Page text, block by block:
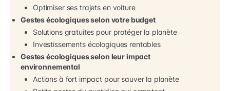
Optimiser ses trajets en voiture
Gestes écologiques selon votre budget
Solutions gratuites pour protéger la planète
Investissements écologiques rentables
Gestes écologiques selon leur impact
environnemental
Actions à fort impact pour sauver la planète